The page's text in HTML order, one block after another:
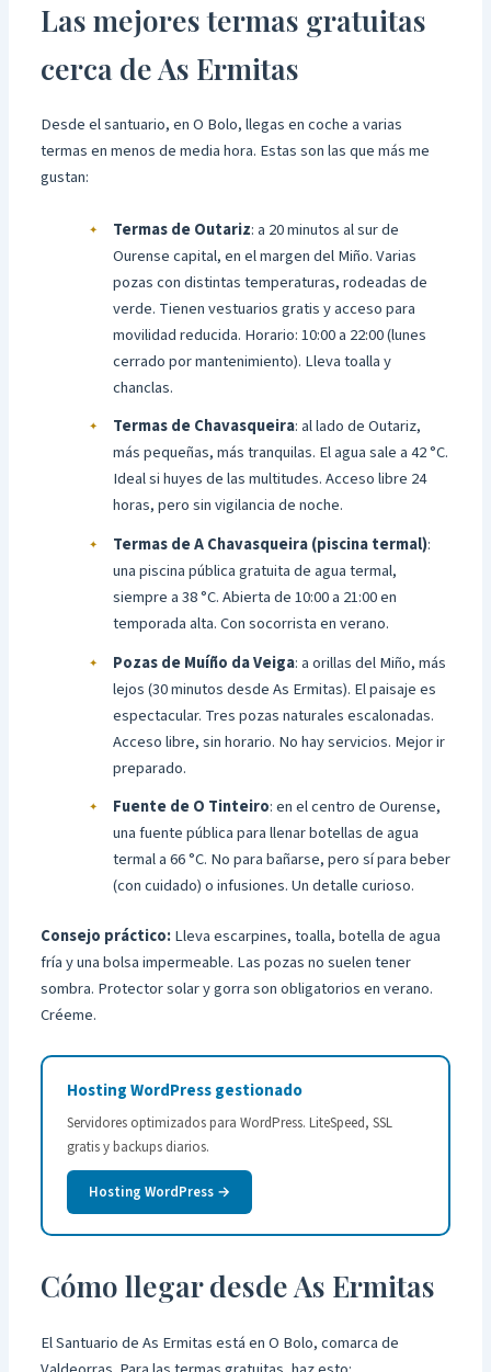
Las mejores termas gratuitas
cerca de As Ermitas
Desde el santuario, en O Bolo, llegas en coche a varias
termas en menos de media hora. Estas son las que más me
gustan:
Termas de Outariz: a 20 minutos al sur de
Ourense capital, en el margen del Miño. Varias
pozas con distintas temperaturas, rodeadas de
verde. Tienen vestuarios gratis y acceso para
movilidad reducida. Horario: 10:00 a 22:00 (lunes
cerrado por mantenimiento). Lleva toalla y
chanclas.
Termas de Chavasqueira: al lado de Outariz,
más pequeñas, más tranquilas. El agua sale a 42 °C.
Ideal si huyes de las multitudes. Acceso libre 24
horas, pero sin vigilancia de noche.
Termas de A Chavasqueira (piscina termal):
una piscina pública gratuita de agua termal,
siempre a 38 °C. Abierta de 10:00 a 21:00 en
temporada alta. Con socorrista en verano.
Pozas de Muíño da Veiga: a orillas del Miño, más
lejos (30 minutos desde As Ermitas). El paisaje es
espectacular. Tres pozas naturales escalonadas.
Acceso libre, sin horario. No hay servicios. Mejor ir
preparado.
Fuente de O Tinteiro: en el centro de Ourense,
una fuente pública para llenar botellas de agua
termal a 66 °C. No para bañarse, pero sí para beber
(con cuidado) o infusiones. Un detalle curioso.
Consejo práctico:Lleva escarpines, toalla, botella de agua
fría y una bolsa impermeable. Las pozas no suelen tener
sombra. Protector solar y gorra son obligatorios en verano.
Créeme.
Hosting WordPress gestionado
Servidores optimizados para WordPress. LiteSpeed, SSL
gratis y backups diarios.
Hosting WordPress →
Cómo llegar desde As Ermitas
El Santuario de As Ermitas está en O Bolo, comarca de